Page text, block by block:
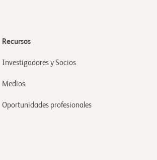
Recursos
Investigadores y Socios
Medios
Oportunidades profesionales